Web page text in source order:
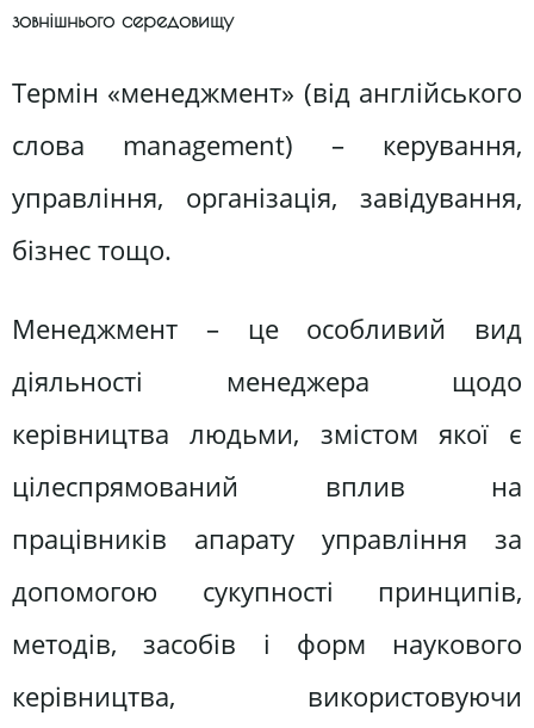
зовнішнього середовищу
Термін «менеджмент» (від англійського
слова management) – керування,
управління, організація, завідування,
бізнес тощо.
Менеджмент – це особливий вид
діяльності менеджера щодо
керівництва людьми, змістом якої є
цілеспрямований вплив на
працівників апарату управління за
допомогою сукупності принципів,
методів, засобів і форм наукового
керівництва, використовуючи